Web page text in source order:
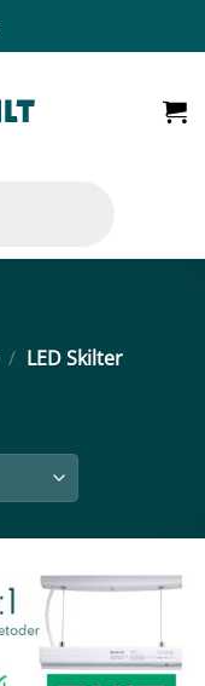
/ LED Skilter